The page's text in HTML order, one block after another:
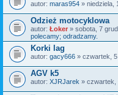
autor: maras954 » niedziela,
Odzież motocyklowa
autor: Łoker » sobota, 7
polecamy; odradzamy.
Korki lag
autor: gacy666 » czwartek,
AGV k5
autor: XJRJarek » czwartek,